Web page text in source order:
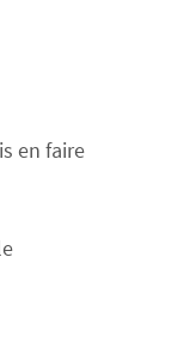
en faire